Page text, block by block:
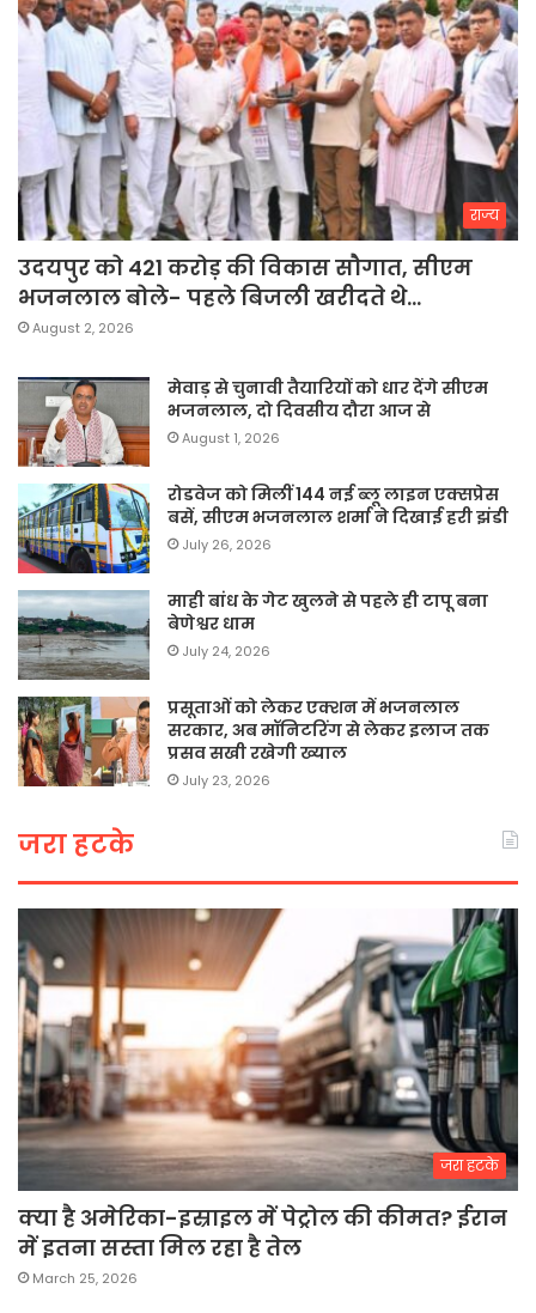
राज्य
उदयपुर को 421 करोड़ की विकास सौगात, सीएम
भजनलाल बोले- पहले बिजली खरीदते थे…
August 2, 2026
मेवाड़ से चुनावी तैयारियों को धार देंगे सीएम
भजनलाल, दो दिवसीय दौरा आज से
August 1, 2026
रोडवेज को मिलीं 144 नई ब्लू लाइन एक्सप्रेस
बसें, सीएम भजनलाल शर्मा ने दिखाई हरी झंडी
July 26, 2026
माही बांध के गेट खुलने से पहले ही टापू बना
बेणेश्वर धाम
July 24, 2026
प्रसूताओं को लेकर एक्शन में भजनलाल
सरकार, अब मॉनिटरिंग से लेकर इलाज तक
प्रसव सखी रखेगी ख्याल
July 23, 2026
जरा हटके
जरा हटके
क्या है अमेरिका-इस्राइल में पेट्रोल की कीमत? ईरान
में इतना सस्ता मिल रहा है तेल
March 25, 2026